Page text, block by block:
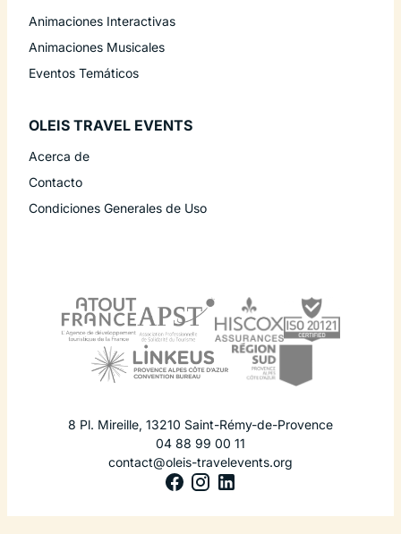
Animaciones Interactivas
Animaciones Musicales
Eventos Temáticos
OLEIS TRAVEL EVENTS
Acerca de
Contacto
Condiciones Generales de Uso
8 Pl. Mireille, 13210 Saint-Rémy-de-Provence
04 88 99 00 11
contact@oleis-travelevents.org